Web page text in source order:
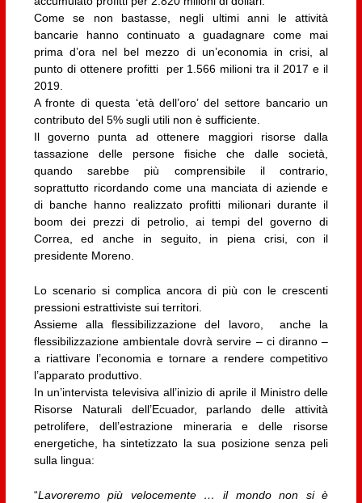
Come se non bastasse, negli ultimi anni le attività
bancarie hanno continuato a guadagnare come mai
prima d’ora nel bel mezzo di un’economia in crisi, al
punto di ottenere profitti per 1.566 milioni tra il 2017 e il
2019.
A fronte di questa ‘età dell’oro’ del settore bancario un
contributo del 5% sugli utili non è sufficiente.
Il governo punta ad ottenere maggiori risorse dalla
tassazione delle persone fisiche che dalle società,
quando sarebbe più comprensibile il contrario,
soprattutto ricordando come una manciata di aziende e
di banche hanno realizzato profitti milionari durante il
boom dei prezzi di petrolio, ai tempi del governo di
Correa, ed anche in seguito, in piena crisi, con il
presidente Moreno.
Lo scenario si complica ancora di più con le crescenti
pressioni estrattiviste sui territori.
Assieme alla flessibilizzazione del lavoro, anche la
flessibilizzazione ambientale dovrà servire – ci diranno –
a riattivare l’economia e tornare a rendere competitivo
l’apparato produttivo.
In un’intervista televisiva all’inizio di aprile il Ministro delle
Risorse Naturali dell’Ecuador, parlando delle attività
petrolifere, dell’estrazione mineraria e delle risorse
energetiche, ha sintetizzato la sua posizione senza peli
sulla lingua:
“Lavoreremo più velocemente … il mondo non si è